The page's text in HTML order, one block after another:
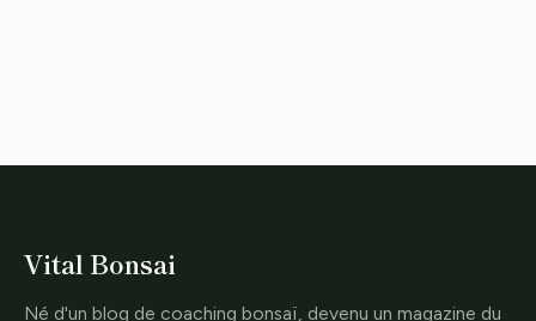
Vital Bonsai
Né d'un blog de coaching bonsaï, devenu un magazine du